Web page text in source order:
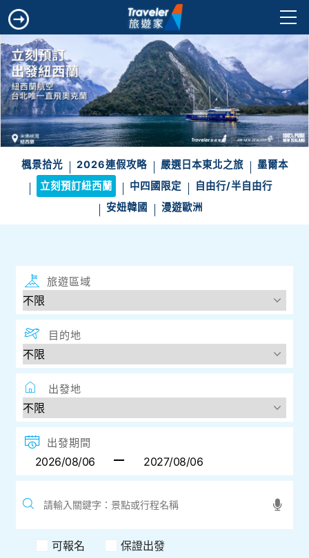
楓景拾光 2026連假攻略 嚴選日本東北之旅
墨爾本
立刻預訂紐西蘭
中四國限定
自由行/半自由行
安妞韓國
漫遊歐洲
旅遊區域
目的地
出發地
出發期間
可報名 保證出發